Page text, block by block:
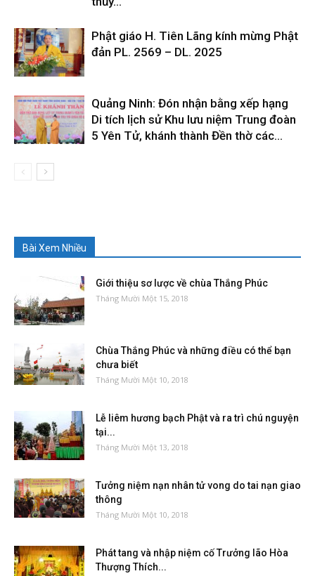
Phật giáo H. Tiên Lãng kính mừng Phật
đản PL. 2569 – DL. 2025
Quảng Ninh: Đón nhận bằng xếp hạng
Di tích lịch sử Khu lưu niệm Trung đoàn
5 Yên Tử, khánh thành Đền thờ các...
Bài Xem Nhiều
Giới thiệu sơ lược về chùa Thắng Phúc
Tháng Mười Một 15, 2018
Chùa Thắng Phúc và những điều có thể bạn
chưa biết
Tháng Mười Một 10, 2018
Lễ liêm hương bạch Phật và ra trì chú nguyện
tại...
Tháng Mười Một 13, 2018
Tưởng niệm nạn nhân tử vong do tai nạn giao
thông
Tháng Mười Một 10, 2018
Phát tang và nhập niệm cố Trưởng lão Hòa
Thượng Thích...